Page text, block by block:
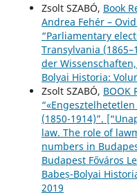
Zsolt SZABÓ, Book
Andrea Fehér –
“Parliamentary
Transylvania
der
Bolyai Historia:
Zsolt SZABÓ, BOOK
(1850-1914)”.
law. The role of
numbers in
Budapest Főváros
Babeș-Bolyai
2019